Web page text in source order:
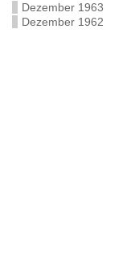
Dezember 1963
Dezember 1962